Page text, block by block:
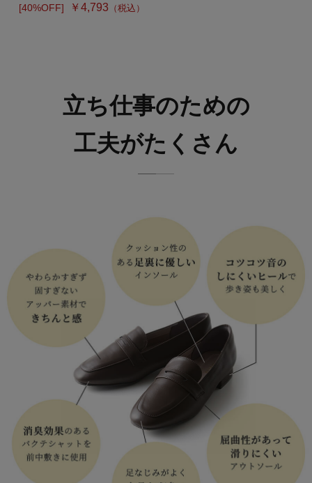
[40%OFF] ￥4,793 （税込）
立ち仕事のための
工夫がたくさん